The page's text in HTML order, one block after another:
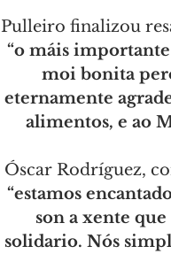
Pulleiro finalizou
“o máis importante
moi bonita
eternamente
alimentos, e ao
Óscar Rodríguez,
“estamos
son a xente
solidario. Nós